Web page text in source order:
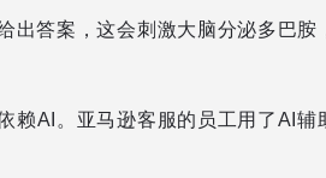
出答案，这会刺激大脑分泌多巴胺
赖AI。亚马逊客服的员工用了AI辅